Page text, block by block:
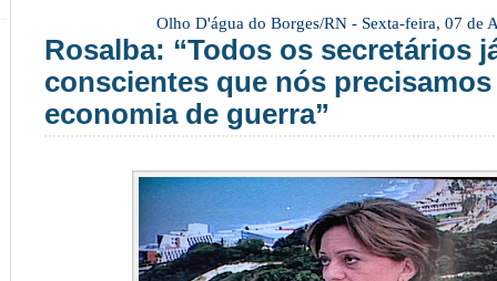
Olho D'água do Borges/RN - Sexta-feira, 07 de
Rosalba: “Todos os secretários
conscientes que nós
economia de guerra”